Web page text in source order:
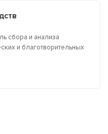
сбора и анализа
и благотворительных